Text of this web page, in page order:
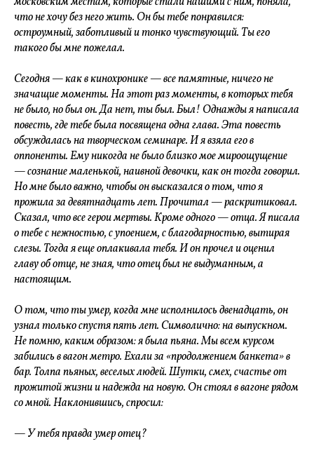
что не хочу без него жить. Он бы тебе понравился:
остроумный, заботливый и тонко чувствующий. Ты его
такого бы мне пожелал.
Сегодня — как в кинохронике — все памятные, ничего не
значащие моменты. На этот раз моменты, в которых тебя
не было, но был он. Да нет, ты был. Был! Однажды я написала
повесть, где тебе была посвящена одна глава. Эта повесть
обсуждалась на творческом семинаре. И я взяла его в
оппоненты. Ему никогда не было близко мое мироощущение
— сознание маленькой, наивной девочки, как он тогда говорил.
Но мне было важно, чтобы он высказался о том, что я
прожила за девятнадцать лет. Прочитал — раскритиковал.
Сказал, что все герои мертвы. Кроме одного — отца. Я писала
о тебе с нежностью, с упоением, с благодарностью, вытирая
слезы. Тогда я еще оплакивала тебя. И он прочел и оценил
главу об отце, не зная, что отец был не выдуманным, а
настоящим.
О том, что ты умер, когда мне исполнилось двенадцать, он
узнал только спустя пять лет. Символично: на выпускном.
Не помню, каким образом: я была пьяна. Мы всем курсом
забились в вагон метро. Ехали за «продолжением банкета» в
бар. Толпа пьяных, веселых людей. Шутки, смех, счастье от
прожитой жизни и надежда на новую. Он стоял в вагоне рядом
со мной. Наклонившись, спросил:
— У тебя правда умер отец?